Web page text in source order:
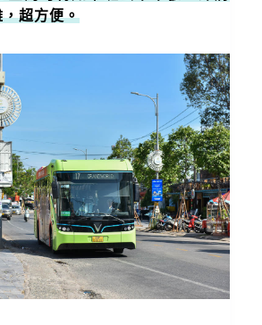
超方便。